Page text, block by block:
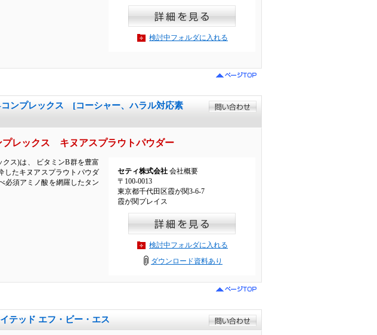
検討中フォルダに入れる
ンプレックス [コーシャー、ハラル対応素
レックス キヌアスプラウトパウダー
ス)は、 ビタミンB群を豊富
したキヌアスプラウトパウダ
必須アミノ酸を網羅したタン
セティ株式会社 会社概要
〒100-0013
東京都千代田区霞が関3-6-7
霞が関プレイス
検討中フォルダに入れる
ダウンロード資料あり
テッド エフ・ビー・エス